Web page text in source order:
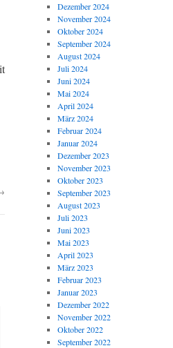
Dezember 2024
November 2024
Oktober 2024
September 2024
August 2024
Juli 2024
Juni 2024
Mai 2024
April 2024
März 2024
Februar 2024
Januar 2024
Dezember 2023
November 2023
Oktober 2023
September 2023
August 2023
Juli 2023
Juni 2023
Mai 2023
April 2023
März 2023
Februar 2023
Januar 2023
Dezember 2022
November 2022
Oktober 2022
September 2022